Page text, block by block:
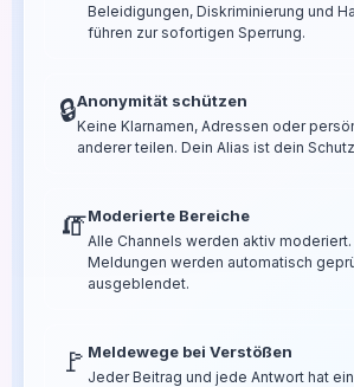
Beleidigungen, Diskriminierung und
führen zur sofortigen Sperrung.
🔒Anonymität schützen
Keine Klarnamen, Adressen oder
anderer teilen. Dein Alias ist dein
🧯Moderierte Bereiche
Alle Channels werden aktiv
Meldungen werden automatisch
ausgeblendet.
🚩 Meldewege bei Verstößen
Jeder Beitrag und jede Antwort hat